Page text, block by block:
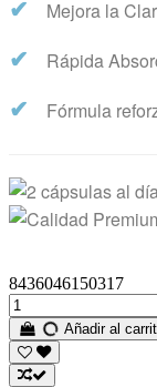
✔ Mejora la
✔ Rápida
✔ Fórmula
8436046150317
Añadir al